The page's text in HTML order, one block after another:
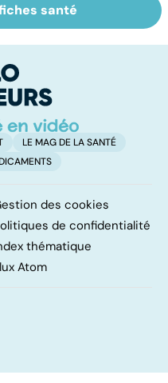
La vésicule
et ses
santé
LE MAG DE LA SANTÉ
des cookies
de confidentialité
thématique
Atom